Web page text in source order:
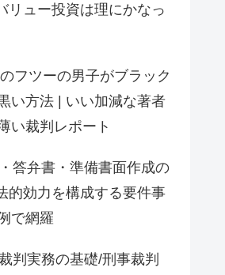
リュー投資は理にかなっ
フツーの男子がブラック
い方法 | いい加減な著者
い裁判レポート
答弁書・準備書面作成の
的効力を構成する要件事
で網羅
判実務の基礎/刑事裁判